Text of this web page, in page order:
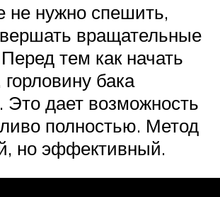
не нужно спешить,
вращательные
тем как начать
бака
Это дает возможность
полностью. Метод
но эффективный.